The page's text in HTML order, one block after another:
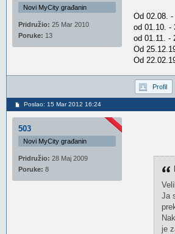
Novi MyCity građanin
Pridružio: 25 Mar 2010
Poruke: 13
Od 02.08.
od 01.10. -
od 01.11. -
Od
Od
Profil
Poslao: 15 Mar 2012 16:24
503
Novi MyCity građanin
Pridružio: 28 Maj 2009
Poruke: 8
Ja
je